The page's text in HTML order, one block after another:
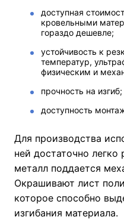
доступная
кровельными
гораздо дешевле;
устойчивость к
температур,
физическим и
прочность на изгиб;
доступность
Для производства
ней достаточно легко
металл поддается
Окрашивают лист
которое способно
изгибания материала.